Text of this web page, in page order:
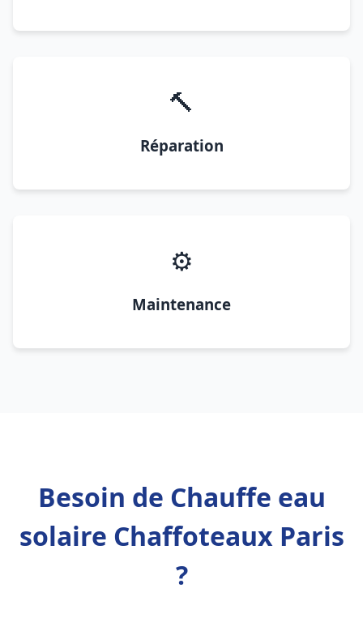
🔨
Réparation
⚙️
Maintenance
Besoin de Chauffe eau
solaire Chaffoteaux Paris
?